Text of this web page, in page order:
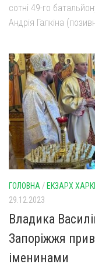
сотні 49-го
Андрія Галкіна
ГОЛОВНА / ЕКЗАРХ
29.12.2023
Владика
Запоріжжя
іменинами